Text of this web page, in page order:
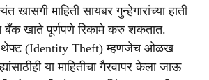
खासगी माहिती सायबर गुन्हेगारांच्या हाती
बँक खाते पूर्णपणे रिकामे करु शकतात.
थेफ्ट (Identity Theft) म्हणजेच ओळख
या माहितीचा गैरवापर केला जाऊ